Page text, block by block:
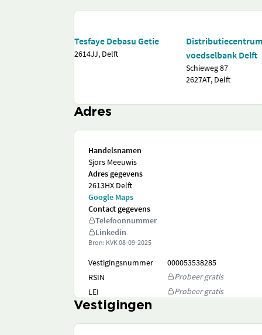
Tesfaye Debasu Getie
2614JJ, Delft
voedselbank Delft
Schieweg 87
2627AT, Delft
Adres
Handelsnamen
Sjors Meeuwis
Adres gegevens
2613HX Delft
Google Maps
Contact gegevens
Telefoonnummer
Linkedin
Bron: KVK08-09-2025
Vestigingsnummer
000053538285
RSIN
Probeer gratis
LEI
Probeer gratis
Vestigingen